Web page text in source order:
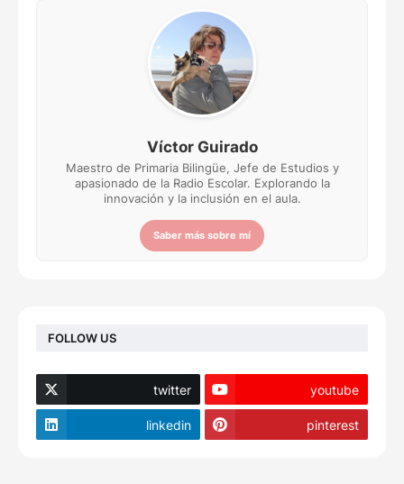
Víctor Guirado
Maestro de Primaria Bilingüe, Jefe de Estudios y
apasionado de la Radio Escolar. Explorando la
innovación y la inclusión en el aula.
Saber más sobre mí
FOLLOW US
twitter youtube
linkedin pinterest